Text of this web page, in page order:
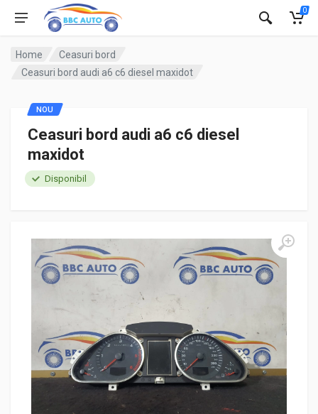
0
Home
Ceasuri bord
Ceasuri bord audi a6 c6 diesel maxidot
Ceasuri bord audi a6 c6 diesel
maxidot
Disponibil
NOU